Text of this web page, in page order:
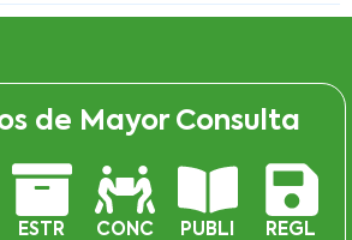
de Mayor Consulta
ESTR
CONC
PUBLI
REGL